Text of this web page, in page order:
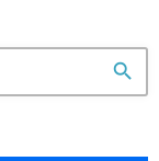
search